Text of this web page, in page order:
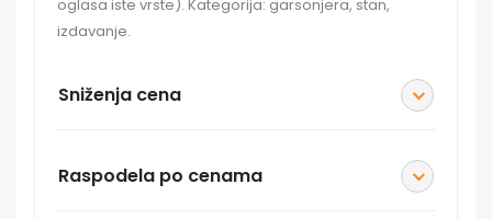
oglasa iste vrste). Kategorija: garsonjera, stan,
izdavanje.
Sniženja cena
Raspodela po cenama